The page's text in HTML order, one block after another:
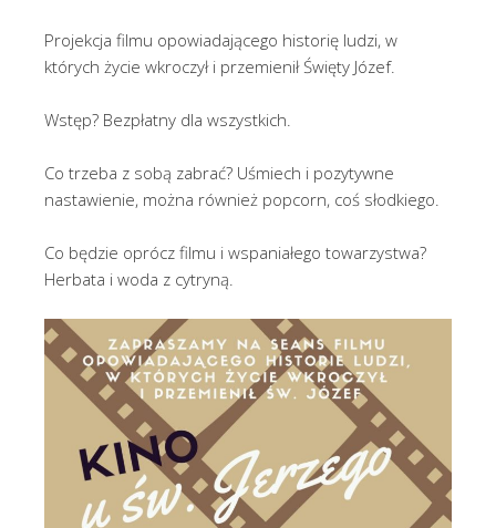
Projekcja filmu opowiadającego historię ludzi, w
których życie wkroczył i przemienił Święty Józef.
Wstęp? Bezpłatny dla wszystkich.
Co trzeba z sobą zabrać? Uśmiech i pozytywne
nastawienie, można również popcorn, coś słodkiego.
Co będzie oprócz filmu i wspaniałego towarzystwa?
Herbata i woda z cytryną.